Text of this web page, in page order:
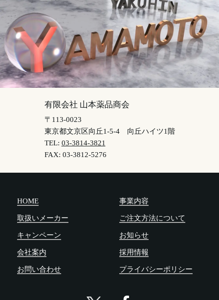
有限会社 山本薬品商会
〒113-0023
東京都文京区向丘1-5-4 向丘ハイツ1階
TEL: 03-3814-3821
FAX: 03-3812-5276
HOME 事業内容
取扱いメーカー ご注文方法について
キャンペーン お知らせ
会社案内 採用情報
お問い合わせ プライバシーポリシー